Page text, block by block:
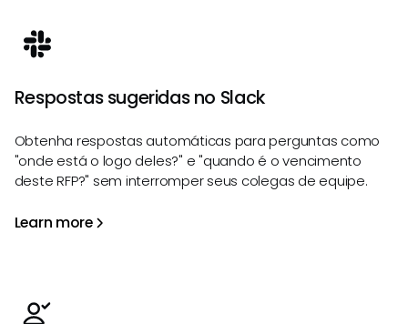
Respostas sugeridas no Slack
Obtenha respostas automáticas para perguntas como
"onde está o logo deles?" e "quando é o vencimento
deste RFP?" sem interromper seus colegas de equipe.
Learn more